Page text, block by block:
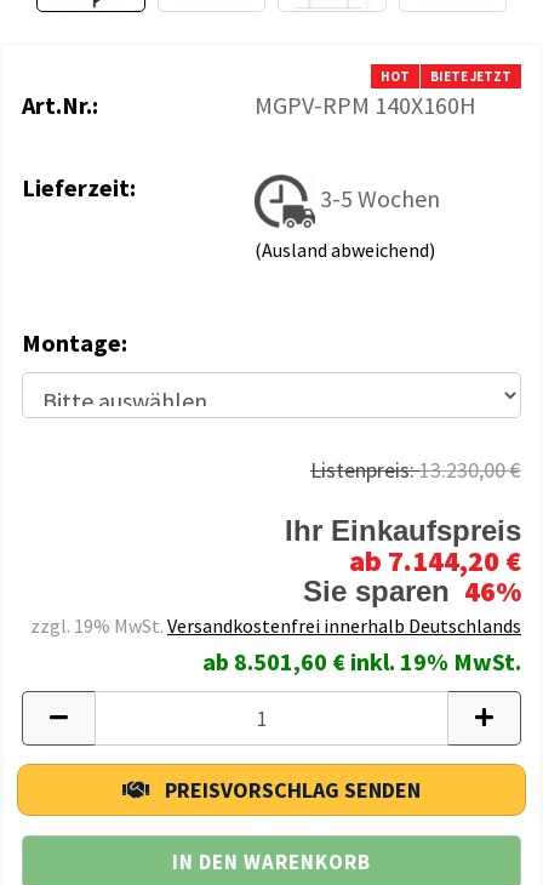
HOT BIETE JETZT
Art.Nr.: MGPV-RPM 140X160H
Lieferzeit: 3-5 Wochen
(Ausland abweichend)
Montage:
Listenpreis:13.230,00 €
Ihr Einkaufspreis
ab 7.144,20 €
Sie sparen 46%
zzgl. 19% MwSt. Versandkostenfrei innerhalb Deutschlands
ab 8.501,60 € inkl. 19% MwSt.
PREISVORSCHLAG SENDEN